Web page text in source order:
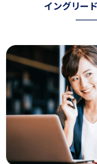
イングリー